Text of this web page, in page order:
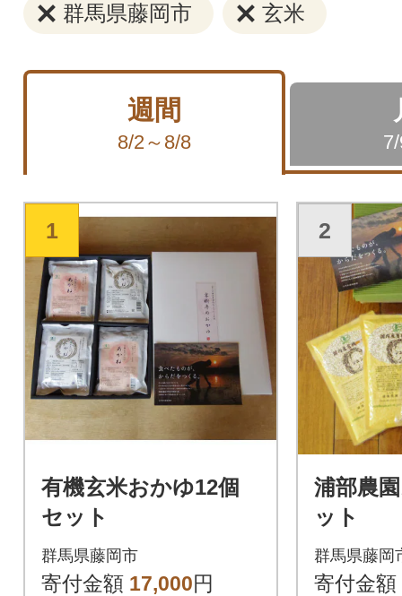
群馬県藤岡市 玄米
週間
8/2～8/8
1
有機玄米おかゆ12個
セット
群馬県藤岡市
寄付金額 17,000円
2
浦部農
ット
群馬県藤岡
寄付金額